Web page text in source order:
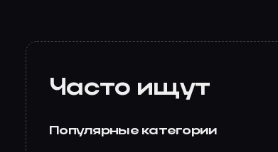
Часто ищут
Популярные категории